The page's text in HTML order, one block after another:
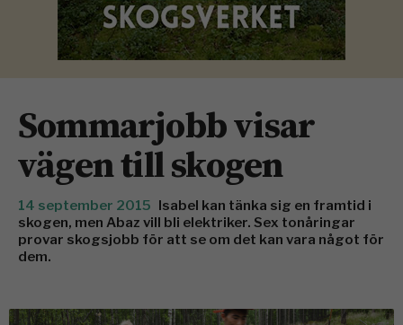
Sommarjobb visar
vägen till skogen
14 september 2015
Isabel kan tänka sig en framtid i
skogen, men Abaz vill bli elektriker. Sex tonåringar
provar skogsjobb för att se om det kan vara något för
dem.